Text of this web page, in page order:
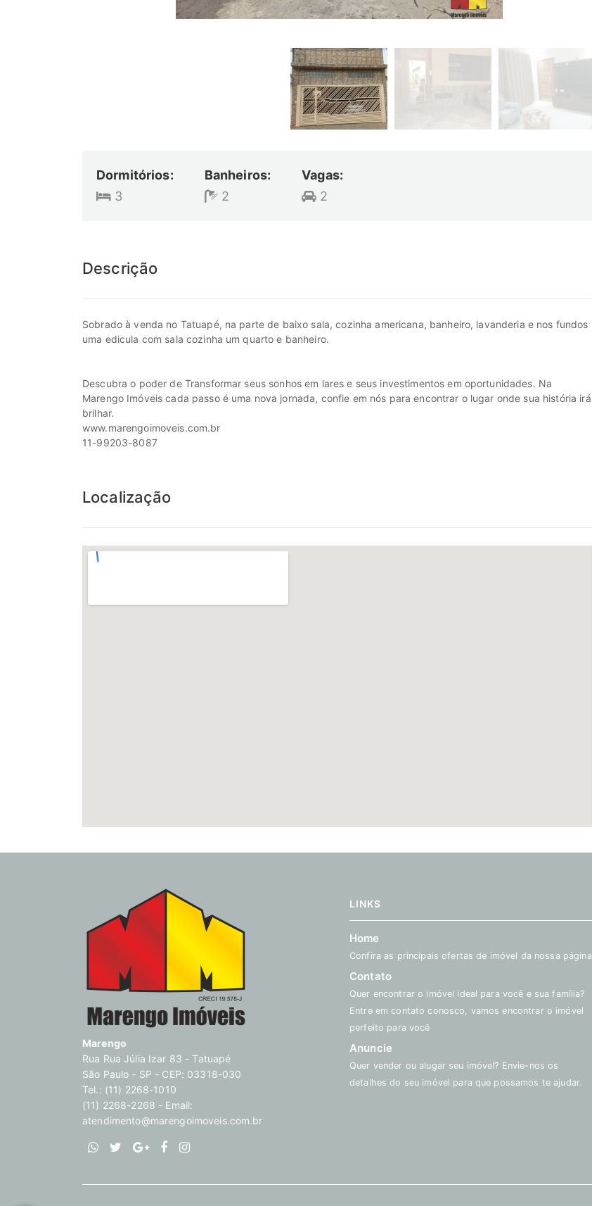
Dormitórios:
3
Banheiros:
2
Vagas:
2
Descrição
Sobrado à venda no Tatuapé, na parte de baixo sala, cozinha americana, banheiro, lavanderia e nos fundos
uma edicula com sala cozinha um quarto e banheiro.
Descubra o poder de Transformar seus sonhos em lares e seus investimentos em oportunidades. Na
Marengo Imóveis cada passo é uma nova jornada, confie em nós para encontrar o lugar onde sua história irá
brilhar.
www.marengoimoveis.com.br
11-99203-8087
Localização
Marengo
Rua Rua Júlia Izar 83 - Tatuapé
São Paulo - SP - CEP: 03318-030
Tel.: (11) 2268-1010
(11) 2268-2268 - Email:
atendimento@marengoimoveis.com.br
LINKS
Home
Confira as principais ofertas de imóvel da nossa página
Contato
Quer encontrar o imóvel ideal para você e sua família?
Entre em contato conosco, vamos encontrar o imóvel
perfeito para você
Anuncie
Quer vender ou alugar seu imóvel? Envie-nos os
detalhes do seu imóvel para que possamos te ajudar.